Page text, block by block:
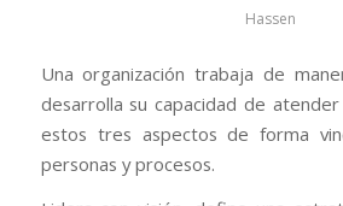
Hassen
Una organización trabaja de
desarrolla su capacidad de
estos tres aspectos de forma
personas y procesos.